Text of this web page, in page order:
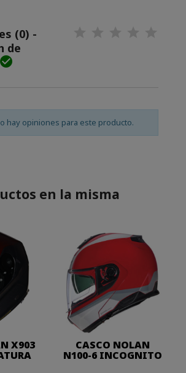
(0) -
de

hay opiniones para este producto.
en la misma
X903 CASCO NOLAN
N100-6 INCOGNITO